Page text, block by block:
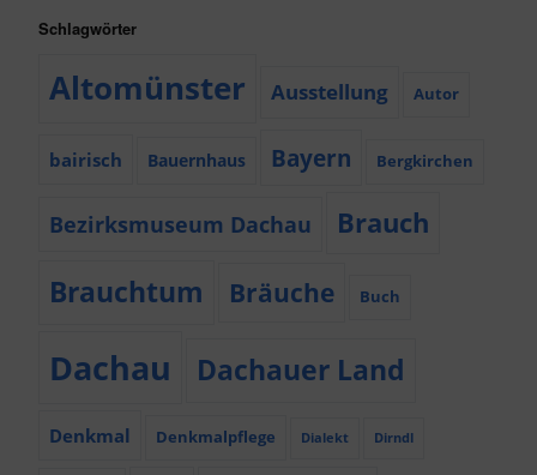
Schlagwörter
Altomünster Ausstellung Autor
bairisch Bauernhaus Bayern Bergkirchen
Bezirksmuseum Dachau Brauch
Brauchtum Bräuche Buch
Dachau Dachauer Land
Denkmal Denkmalpflege Dialekt Dirndl